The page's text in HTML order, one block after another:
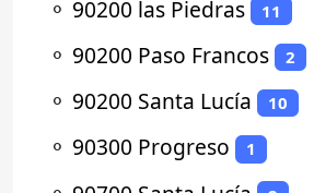
⚬ 90200 las Piedras 11
⚬ 90200 Paso Francos 2
⚬ 90200 Santa Lucía 10
⚬ 90300 Progreso 1